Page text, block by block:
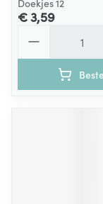
Doekjes 12
€ 3,59